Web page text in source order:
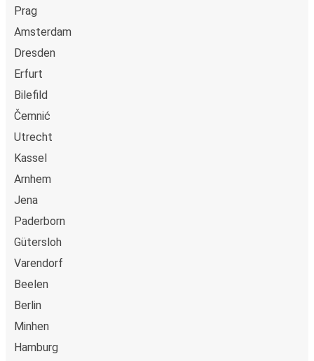
Prag
Amsterdam
Dresden
Erfurt
Bilefild
Čemnić
Utrecht
Kassel
Arnhem
Jena
Paderborn
Gütersloh
Varendorf
Beelen
Berlin
Minhen
Hamburg